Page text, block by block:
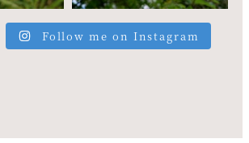
Follow me on Instagram